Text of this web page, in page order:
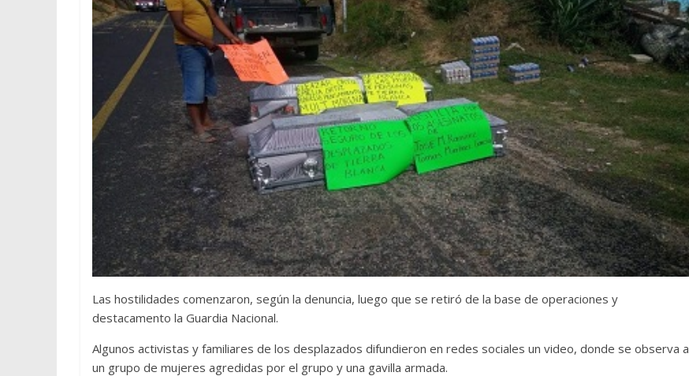
Las hostilidades comenzaron, según la denuncia, luego que se retiró de la base de operaciones y
destacamento la Guardia Nacional.
Algunos activistas y familiares de los desplazados difundieron en redes sociales un video, donde se observa a
un grupo de mujeres agredidas por el grupo y una gavilla armada.